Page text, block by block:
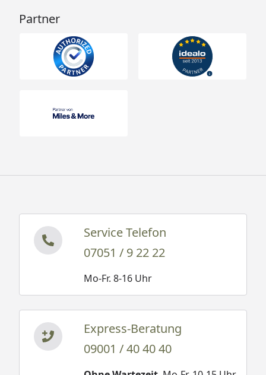
Partner
Service Telefon
07051 / 9 22 22
Mo-Fr. 8-16 Uhr
Express-Beratung
09001 / 40 40 40